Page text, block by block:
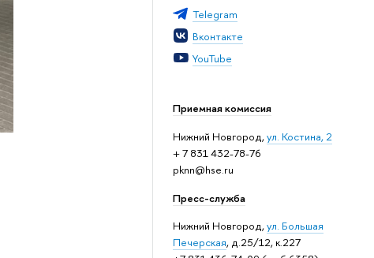
Telegram
Вконтакте
YouTube
Приемная комиссия
Нижний Новгород,ул. Костина, 2
+ 7 831 432-78-76
pknn@hse.ru
Пресс-служба
Нижний Новгород,ул. Большая
Печерская, д.25/12, к.227